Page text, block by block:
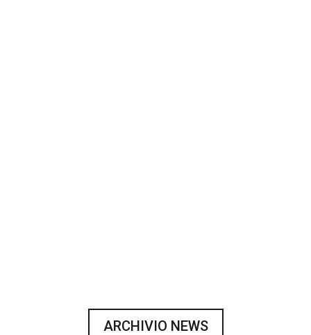
ARCHIVIO NEWS